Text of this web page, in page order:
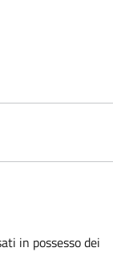
in possesso dei